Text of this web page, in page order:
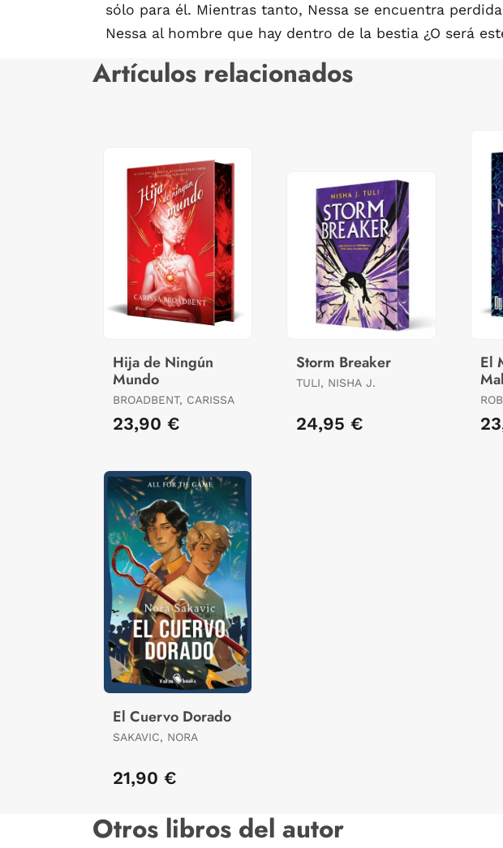
sólo para él. Mientras tanto, Nessa se encuentra
Nessa al hombre que hay dentro de la bestia ¿O será
Artículos relacionados
Hija de Ningún
Mundo
BROADBENT, CARISSA
23,90 €
Storm Breaker
TULI, NISHA J.
24,95 €
El
El Cuervo Dorado
SAKAVIC, NORA
21,90 €
Otros libros del autor